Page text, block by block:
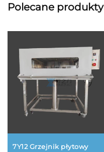
Polecane produkty
7Y12 Grzejnik płytowy